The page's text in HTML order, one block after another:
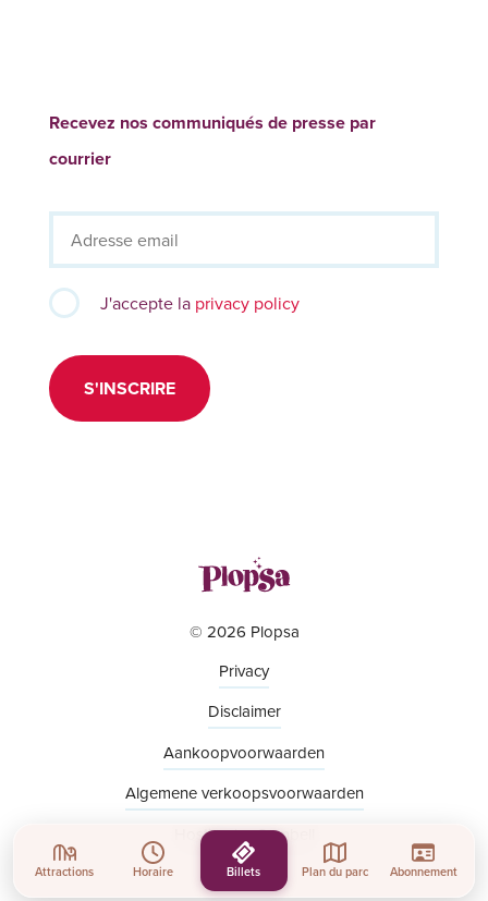
Recevez nos communiqués de presse par
courrier
J'accepte la privacy policy
S'INSCRIRE
© 2026 Plopsa
Privacy
Disclaimer
Aankoopvoorwaarden
Algemene verkoopsvoorwaarden
Hosting by Combell
Attractions Horaire Billets Plan du parc Abonnement